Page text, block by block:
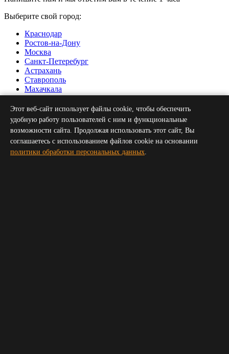
Выберите свой город:
Краснодар
Ростов-на-Дону
Москва
Санкт-Петеребург
Астрахань
Ставрополь
Махачкала
Нальчик
Грозный
Севастополь
Симферополь
Волгоград
Пятигорск
Сочи
Этот веб-сайт использует файлы cookie, чтобы обеспечить
удобную работу пользователей с ним и функциональные
возможности сайта. Продолжая использовать этот сайт, Вы
соглашаетесь с использованием файлов cookie на основании
политики обработки персональных данных.